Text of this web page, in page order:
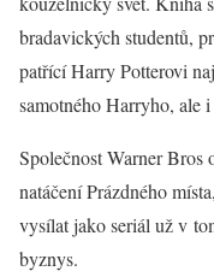
bradavických studentů,
patřící Harry Potterovi
samotného Harryho, ale
Společnost Warner Bros
natáčení Prázdného
vysílat jako seriál už v
byznys.